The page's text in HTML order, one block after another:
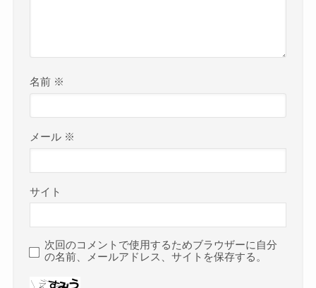
名前 ※
メール ※
サイト
次回のコメントで使用するためブラウザーに自分
の名前、メールアドレス、サイトを保存する。